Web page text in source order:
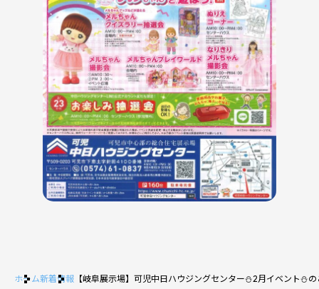
ホーム新着情報 【岐阜展示場】可児中日ハウジングセンター⛄2月イベント⛄